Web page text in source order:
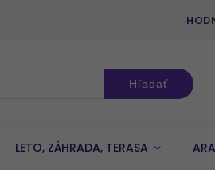
Hľadať
LETO, ZÁHRADA, TERASA